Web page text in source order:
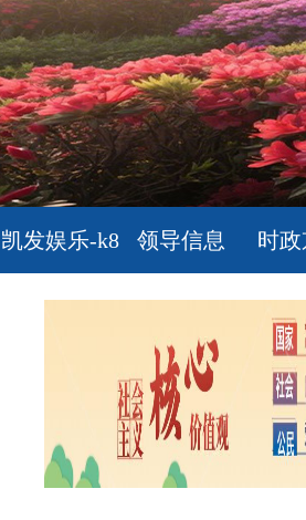
凯发娱乐-k8
凯发官网
领导信息 时政